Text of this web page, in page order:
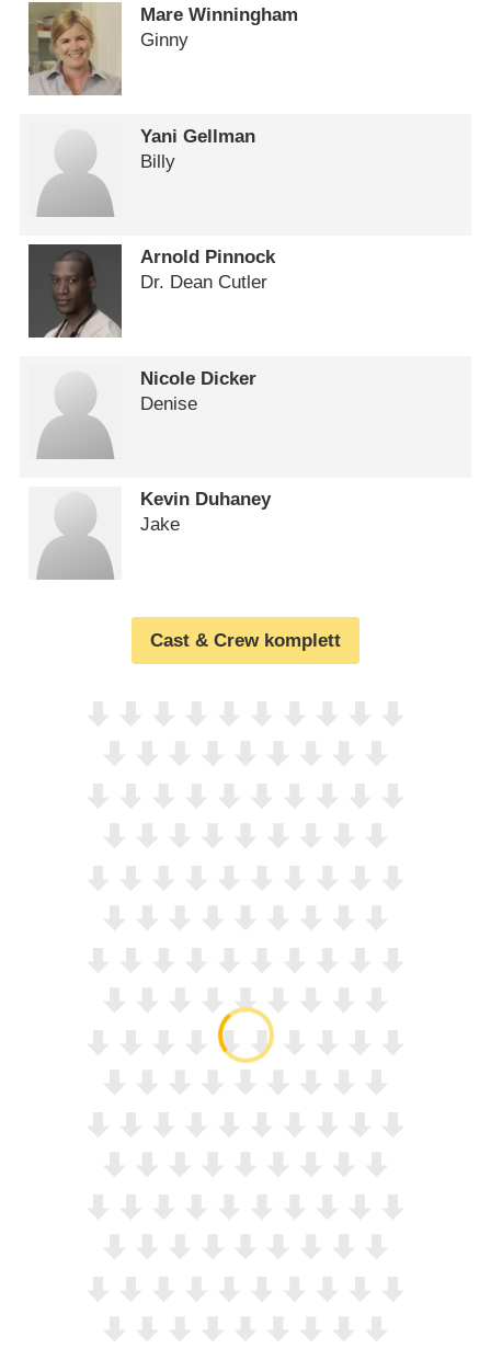
Mare Winningham
Ginny
Yani Gellman
Billy
Arnold Pinnock
Dr. Dean Cutler
Nicole Dicker
Denise
Kevin Duhaney
Jake
Cast & Crew komplett